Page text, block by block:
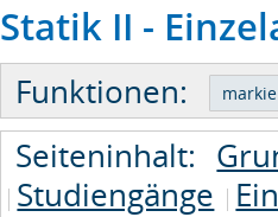
Statik II -
Funktionen:
Seiteninhalt:
Studiengänge